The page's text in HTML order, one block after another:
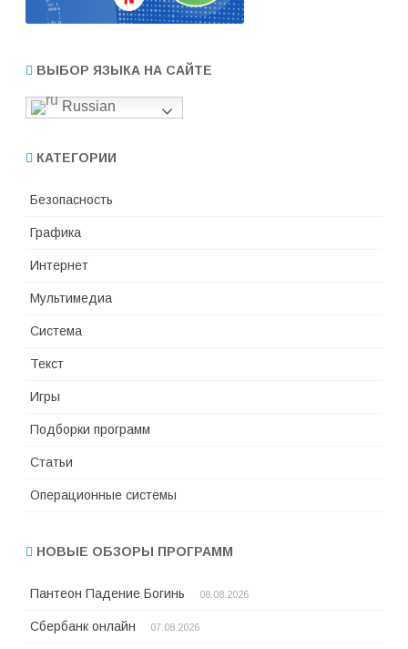
ВЫБОР ЯЗЫКА НА САЙТЕ
Russian
КАТЕГОРИИ
Безопасность
Графика
Интернет
Мультимедиа
Система
Текст
Игры
Подборки программ
Статьи
Операционные системы
НОВЫЕ ОБЗОРЫ ПРОГРАММ
Пантеон Падение Богинь 08.08.2026
Сбербанк онлайн 07.08.2026